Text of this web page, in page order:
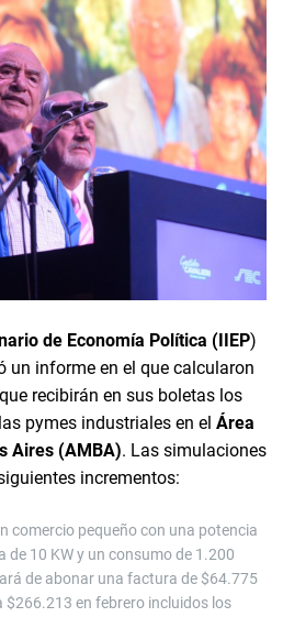
de Economía Política (IIEP)
un informe en el que calcularon
recibirán en sus boletas los
pymes industriales en el Área
Aires (AMBA). Las simulaciones
incrementos:
comercio pequeño con una potencia
de 10 KW y un consumo de 1.200
de abonar una factura de $64.775
$266.213 en febrero incluidos los